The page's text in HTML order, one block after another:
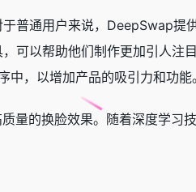
普通用户来说，DeepSwap提
可以帮助他们制作更加引人注
，以增加产品的吸引力和功能。
量的换脸效果。随着深度学习